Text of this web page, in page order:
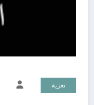
تعزية